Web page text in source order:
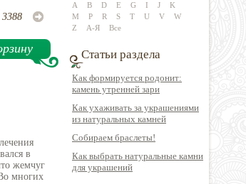
3388
в
жемчуг
многих
A B D E G I J
K
M
P R S T U V
W
Z
А-Я Все
Статьи раздела
Как формируется родонит:
камень утренней зари
Как ухаживать за украшениями
из натуральных камней
Собираем браслеты!
Как выбрать натуральные камни
для украшений